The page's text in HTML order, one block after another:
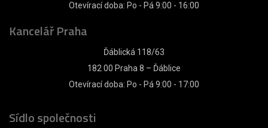
Otevírací doba: Po - Pá 9:00 - 16:00
Kancelář Praha
Ďáblická 118/63
182 00 Praha 8 – Ďáblice
Otevírací doba: Po - Pá 9:00 - 17:00
Sídlo společnosti